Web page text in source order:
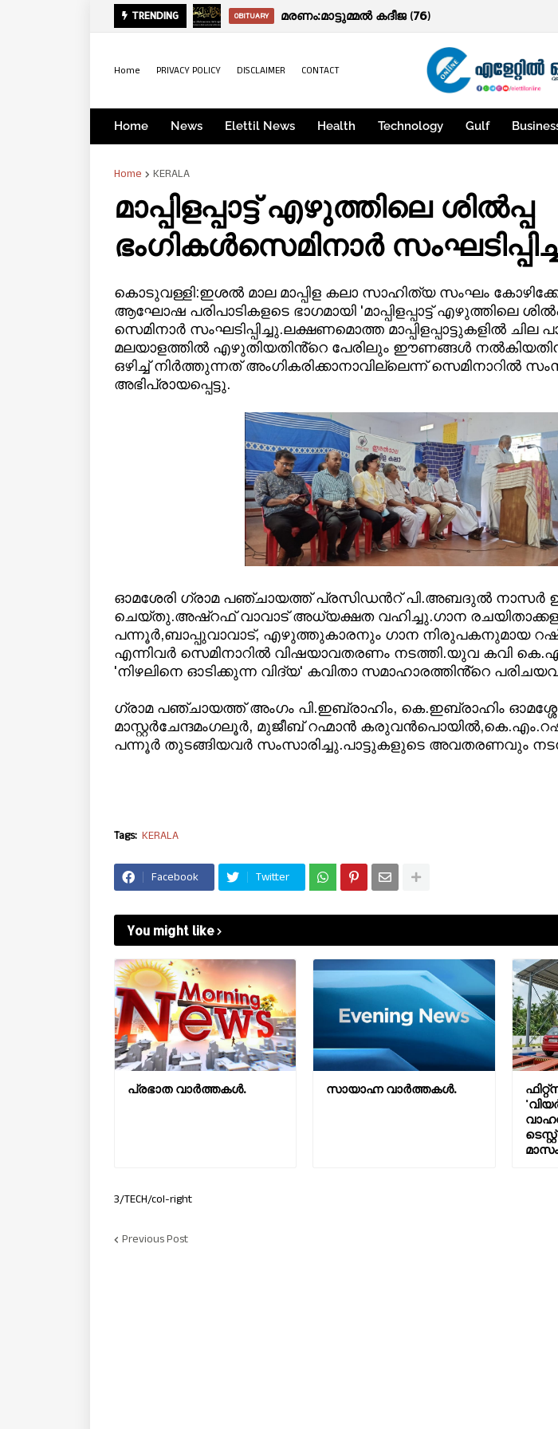
TRENDING OBITUARY മരണം:മാട്ടുമ്മൽ കദീജ (76)
KERALA പ്രഭാത വാർത്തകൾ.
Home PRIVACY POLICY DISCLAIMER CONTACT
Home News Elettil News Health Technology Gulf
Home KERALA
മാപ്പിളപ്പാട്ട് എഴുത്തിലെ ശിൽപ്പ
ഭംഗികൾസെമിനാർ
കൊടുവള്ളി:ഇശൽ മാല മാപ്പിള കലാ സാഹിത്യ സംഘം
ആഘോഷ പരിപാടികളടെ ഭാഗമായി 'മാപ്പിളപ്പാട്ട് എഴുത്തിലെ
സെമിനാർ സംഘടിപ്പിച്ചു.ലക്ഷണമൊത്ത മാപ്പിളപ്പാട്ടുകളിൽ ചില
മലയാളത്തിൽ എഴുതിയതിൻ്റെ പേരിലും ഈണങ്ങൾ
ഒഴിച്ച് നിർത്തുന്നത് അംഗികരിക്കാനാവില്ലെന്ന് സെമിനാറിൽ
അഭിപ്രായപ്പെട്ടു.
ഓമശേരി ഗ്രാമ പഞ്ചായത്ത് പ്രസിഡൻറ് പി.അബദുൽ നാസർ
ചെയ്തു.അഷ്റഫ് വാവാട് അധ്യക്ഷത വഹിച്ചു.ഗാന
പന്നൂർ,ബാപ്പുവാവാട്, എഴുത്തുകാരനും ഗാന നിരുപകനുമായ
എന്നിവർ സെമിനാറിൽ വിഷയാവതരണം നടത്തി.യുവ കവി
'നിഴലിനെ ഓടിക്കുന്ന വിദ്യ' കവിതാ സമാഹാരത്തിൻ്റെ
ഗ്രാമ പഞ്ചായത്ത് അംഗം പി.ഇബ്രാഹിം, കെ.ഇബ്രാഹിം
മാസ്റ്റർചേന്ദമംഗലൂർ, മുജീബ് റഹ്മാൻ
പന്നൂർ തുടങ്ങിയവർ സംസാരിച്ചു.പാട്ടുകളുടെ അവതരണവും
Tags: KERALA
Facebook Twitter
You might like
പ്രഭാത വാർത്തകൾ. സായാഹ്ന വാര്‍ത്തകള്‍.
3/TECH/col-right
Previous Post